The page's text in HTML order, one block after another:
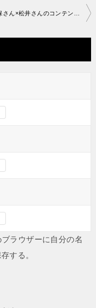
久保さん×松井さんのコンテンツメーカーはどうなの？
ラウザーに自分の名
する。